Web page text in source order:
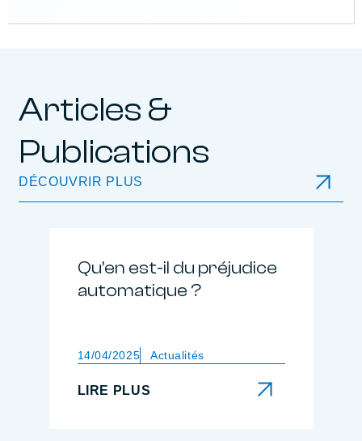
Articles &
Publications
DÉCOUVRIR PLUS
Qu’en est-il du préjudice
automatique ?
14/04/2025 Actualités
LIRE PLUS